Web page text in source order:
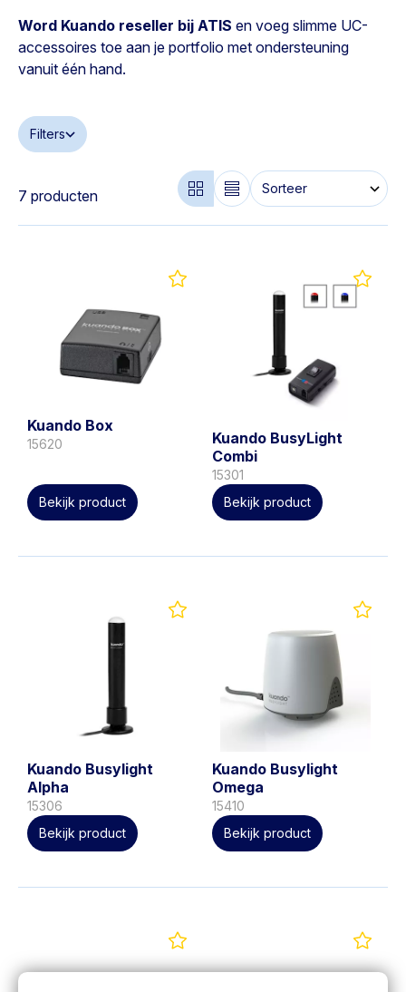
Word Kuando reseller bij ATIS en voeg slimme UC-
accessoires toe aan je portfolio met ondersteuning
vanuit één hand.
Filters
7 producten
Kuando Box
15620
Bekijk product
Kuando BusyLight
Combi
15301
Bekijk product
Kuando Busylight
Alpha
15306
Bekijk product
Kuando Busylight
Omega
15410
Bekijk product